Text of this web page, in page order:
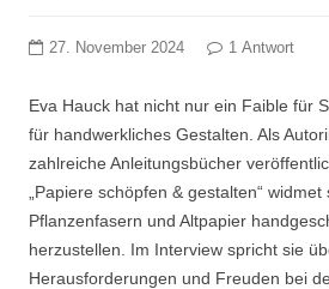
27. November 2024 1 Antwort
Eva Hauck hat nicht nur ein Faible für
für handwerkliches Gestalten. Als
zahlreiche Anleitungsbücher
„Papiere schöpfen & gestalten“
Pflanzenfasern und Altpapier
herzustellen. Im Interview spricht sie
Herausforderungen und Freuden bei